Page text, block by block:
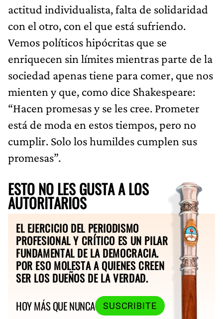
actitud individualista, falta de solidaridad
con el otro, con el que está sufriendo.
Vemos políticos hipócritas que se
enriquecen sin límites mientras parte de la
sociedad apenas tiene para comer, que nos
mienten y que, como dice Shakespeare:
“Hacen promesas y se les cree. Prometer
está de moda en estos tiempos, pero no
cumplir. Solo los humildes cumplen sus
promesas”.
ESTO NO LES GUSTA A LOS
AUTORITARIOS
EL EJERCICIO DEL PERIODISMO
PROFESIONAL Y CRÍTICO ES UN PILAR
FUNDAMENTAL DE LA DEMOCRACIA.
POR ESO MOLESTA A QUIENES CREEN
SER LOS DUEÑOS DE LA VERDAD.
HOY MÁS QUE NUNCA
SUSCRIBITE